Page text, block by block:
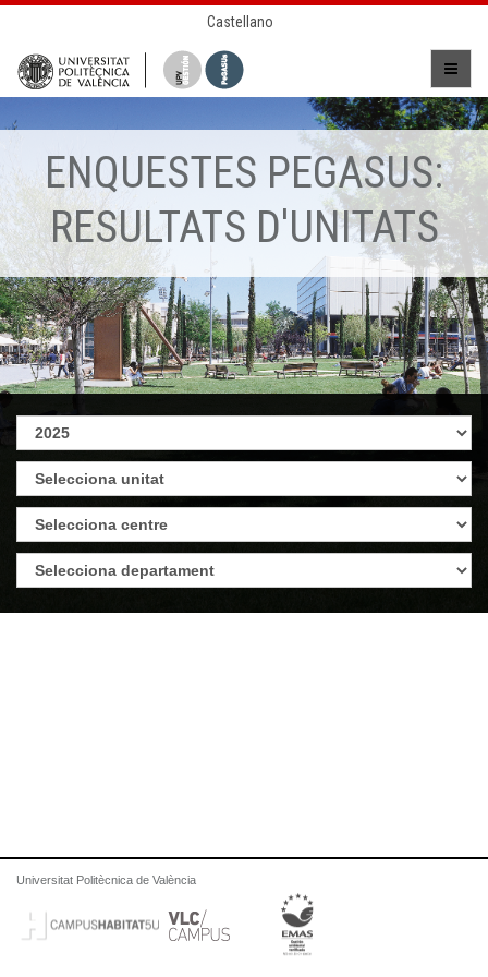
Castellano
ENQUESTES PEGASUS:
RESULTATS D'UNITATS
Universitat Politècnica de València